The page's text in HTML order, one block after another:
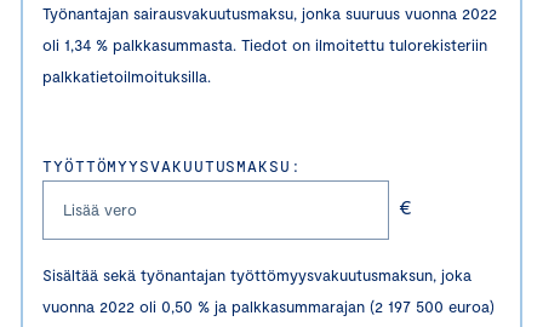
Työnantajan sairausvakuutusmaksu, jonka suuruus vuonna 2022
oli 1,34 % palkkasummasta. Tiedot on ilmoitettu tulorekisteriin
palkkatietoilmoituksilla.
TYÖTTÖMYYSVAKUUTUSMAKSU:
€
Sisältää sekä työnantajan työttömyysvakuutusmaksun, joka
vuonna 2022 oli 0,50 % ja palkkasummarajan (2 197 500 euroa)